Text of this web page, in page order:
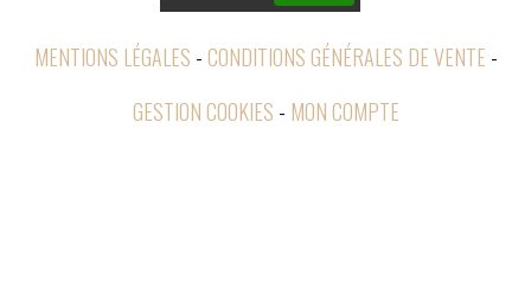
MENTIONS LÉGALES CONDITIONS GÉNÉRALES DE VENTE
GESTION COOKIES
MON COMPTE